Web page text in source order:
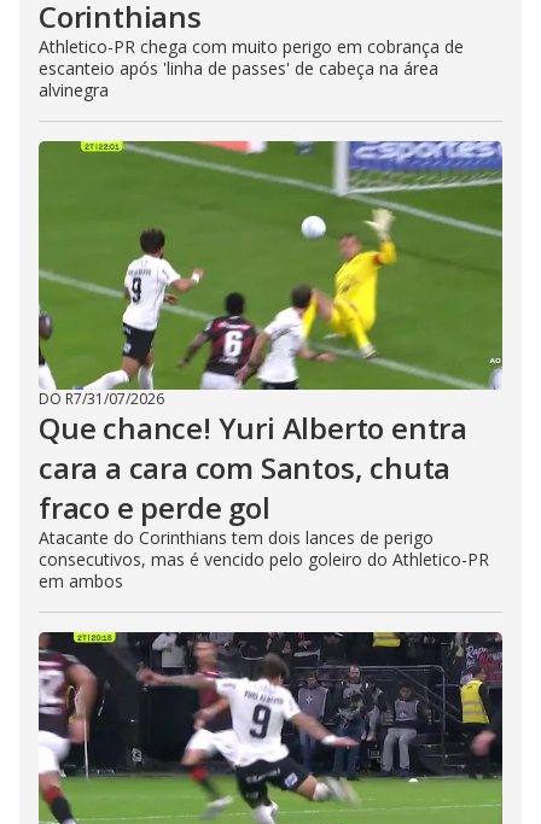
Corinthians
Athletico-PR chega com muito perigo em cobrança de
escanteio após 'linha de passes' de cabeça na área
alvinegra
DO R7/31/07/2026
Que chance! Yuri Alberto entra
cara a cara com Santos, chuta
fraco e perde gol
Atacante do Corinthians tem dois lances de perigo
consecutivos, mas é vencido pelo goleiro do Athletico-PR
em ambos